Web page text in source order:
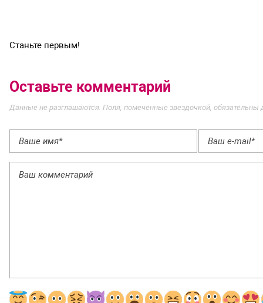
Станьте первым!
Оставьте комментарий
Данные не разглашаются. Поля, помеченные звездочкой, обязательны